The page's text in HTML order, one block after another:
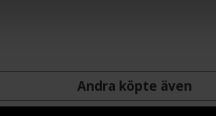
Andra köpte även